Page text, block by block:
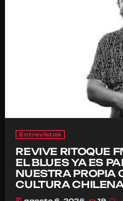
Entrevistas
REVIVE RITOQUE
EL BLUES YA ES
NUESTRA PROPIA
CULTURA